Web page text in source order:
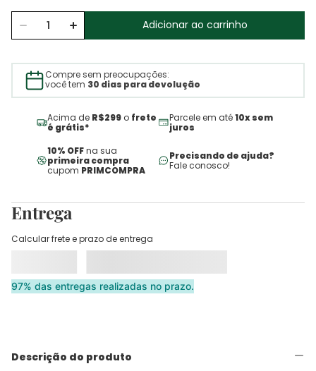
Adicionar ao carrinho
Compre sem preocupações:
você tem 30 dias para devolução
Acima de R$299 o frete
é grátis*
Parcele em até10x sem
juros
10% OFFna sua
primeira compra
cupom PRIMCOMPRA
Precisando de ajuda?
Fale conosco!
Entrega
Calcular frete e prazo de entrega
97% das entregas realizadas no prazo.
Descrição do produto